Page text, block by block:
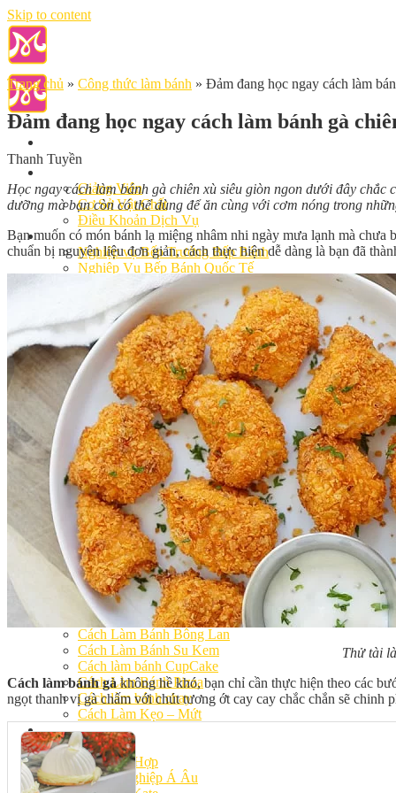
Skip to content
Giảng Viên
Cơ Sở Vật Chất
Điều Khoản Dịch Vụ
Học Làm Bánh
Nghiệp vụ Bếp Trưởng Bếp Bánh
Nghiệp Vụ Bếp Bánh Quốc Tế
Nghiệp Vụ Quản Lý Bếp Bánh
Khóa Học Bánh Mì Nâng Cao
Nghiệp Vụ Bánh Kem
Khóa Học Làm Bánh Việt
Khóa Học Làm Bánh Nhật
Khóa Học Bánh Đài Loan
Học Làm Bánh Ngắn Hạn
Khóa Học Bánh Kinh Doanh
Khóa Học Handmade Mini Cake
Master Class
Chuyên Đề
Khai Giảng
Lịch học – Lịch thi
Đăng Ký Học
Công Thức
Cách Làm Bánh Việt
Cách Làm Bánh Âu
Cách Làm Bánh Kem
Cách Làm Bánh Mì
Cách Làm Bánh Trung Thu
Cách Làm Bánh Flan
Cách Làm Bánh Bao
Cách Làm Bánh Bông Lan
Cách Làm Bánh Su Kem
Cách làm bánh CupCake
Cách Làm Bánh Pizza
Cách làm bánh chay
Cách Làm Kẹo – Mứt
Video
Tin tức
Tin Tổng Hợp
Hướng Nghiệp Á Âu
Trang chủ » Công thức làm bánh » Đảm đang học ngay cách làm
Đảm đang học ngay cách làm bánh gà
Thanh Tuyền
Học ngay cách làm bánh gà chiên xù siêu giòn ngon dưới đây
dưỡng mà bạn còn có thể dùng để ăn cùng với cơm nóng trong
Bạn muốn có món bánh lạ miệng nhâm nhi ngày mưa lạnh mà
chuẩn bị nguyên liệu đơn giản, cách thực hiện dễ dàng là bạn đã
Thử tài
Cách làm bánh gàkhông hề khó, bạn chỉ cần thực hiện theo các
ngọt thanh vị gà chấm với chút tương ớt cay cay chắc chắn sẽ chinh